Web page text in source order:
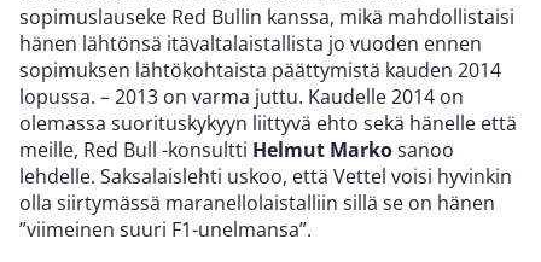
sopimuslauseke Red Bullin kanssa, mikä mahdollistaisi
hänen lähtönsä itävaltalaistallista jo vuoden ennen
sopimuksen lähtökohtaista päättymistä kauden 2014
lopussa. – 2013 on varma juttu. Kaudelle 2014 on
olemassa suorituskykyyn liittyvä ehto sekä hänelle että
meille, Red Bull -konsultti Helmut Markosanoo
lehdelle. Saksalaislehti uskoo, että Vettel voisi hyvinkin
olla siirtymässä maranellolaistalliin sillä se on hänen
”viimeinen suuri F1-unelmansa”.